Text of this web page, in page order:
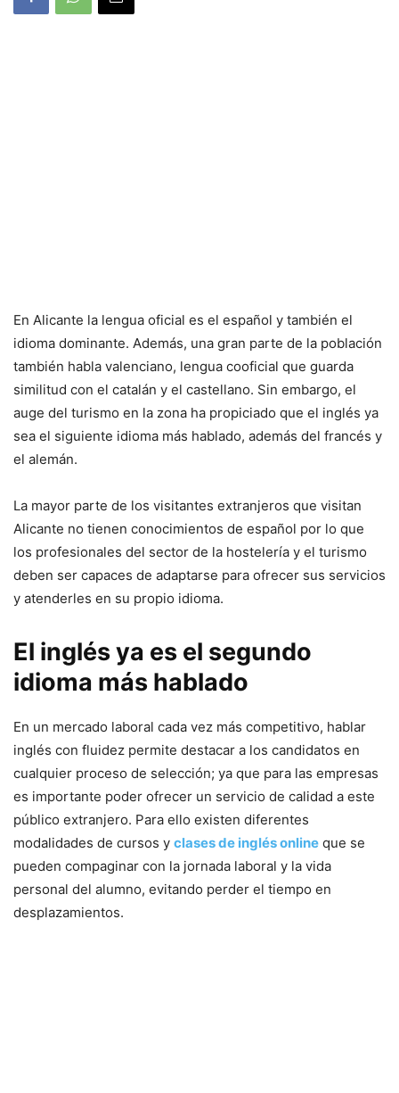
En Alicante la lengua oficial es el español y también el
idioma dominante. Además, una gran parte de la población
también habla valenciano, lengua cooficial que guarda
similitud con el catalán y el castellano. Sin embargo, el
auge del turismo en la zona ha propiciado que el inglés ya
sea el siguiente idioma más hablado, además del francés y
el alemán.
La mayor parte de los visitantes extranjeros que visitan
Alicante no tienen conocimientos de español por lo que
los profesionales del sector de la hostelería y el turismo
deben ser capaces de adaptarse para ofrecer sus servicios
y atenderles en su propio idioma.
El inglés ya es el segundo
idioma más hablado
En un mercado laboral cada vez más competitivo, hablar
inglés con fluidez permite destacar a los candidatos en
cualquier proceso de selección; ya que para las empresas
es importante poder ofrecer un servicio de calidad a este
público extranjero. Para ello existen diferentes
modalidades de cursos y clases de inglés online que se
pueden compaginar con la jornada laboral y la vida
personal del alumno, evitando perder el tiempo en
desplazamientos.